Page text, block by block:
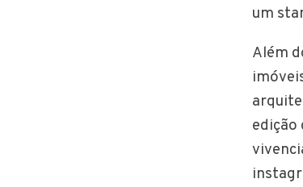
um
Além
edição